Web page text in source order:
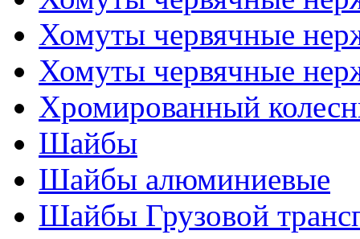
Хомуты червячные
Хомуты червячные
Хромированный
Шайбы
Шайбы алюминиевые
Шайбы Грузовой